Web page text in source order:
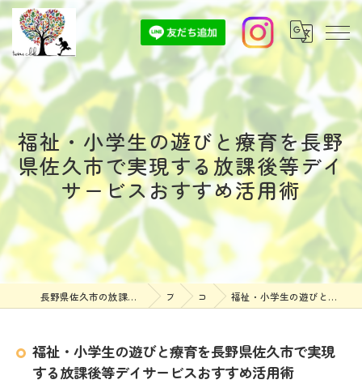
福祉・小学生の遊びと療育を長野
県佐久市で実現する放課後等デイ
サービスおすすめ活用術
長野県佐久市の放課後等デイサービスなら放課後等デイサービスついんずくらぶ ブログ コラム 福祉・小学生の遊びと療育を長野県佐久市で実現する放課後等デイサービスおすすめ活用術
福祉・小学生の遊びと療育を長野県佐久市で実現
する放課後等デイサービスおすすめ活用術